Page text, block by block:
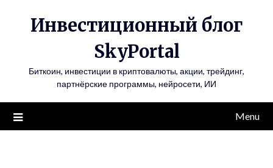
Инвестиционный блог
SkyPortal
Биткоин, инвестиции в криптовалюты, акции, трейдинг,
партнёрские программы, нейросети, ИИ
Menu